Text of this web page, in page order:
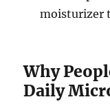
moisturizer
Why
Daily